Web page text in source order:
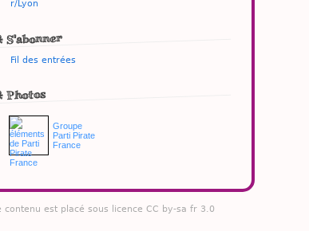
r/Lyon
S'abonner
Fil des entrées
Photos
Groupe
Parti Pirate
France
est placé sous licence CC by-sa fr 3.0